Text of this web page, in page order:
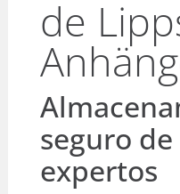
de
seguro
expertos